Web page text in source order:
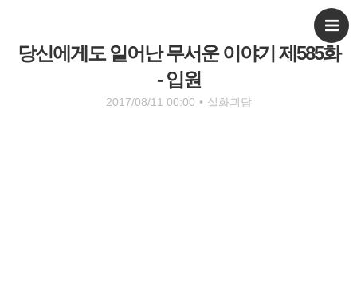
당신에게도 일어난 무서운 이야기 제585화
- 입원
2017/08/11 00:00 • 실화괴담